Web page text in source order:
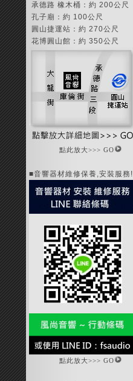
承德路 橡木桶：約 200公尺
孔子廟：約 100公尺
圓山捷運站：約 270公尺
花博圓山館：約 350公尺
點此放大>>> GO
■音響器材維修保養,安裝服務!
點此放大>>> GO